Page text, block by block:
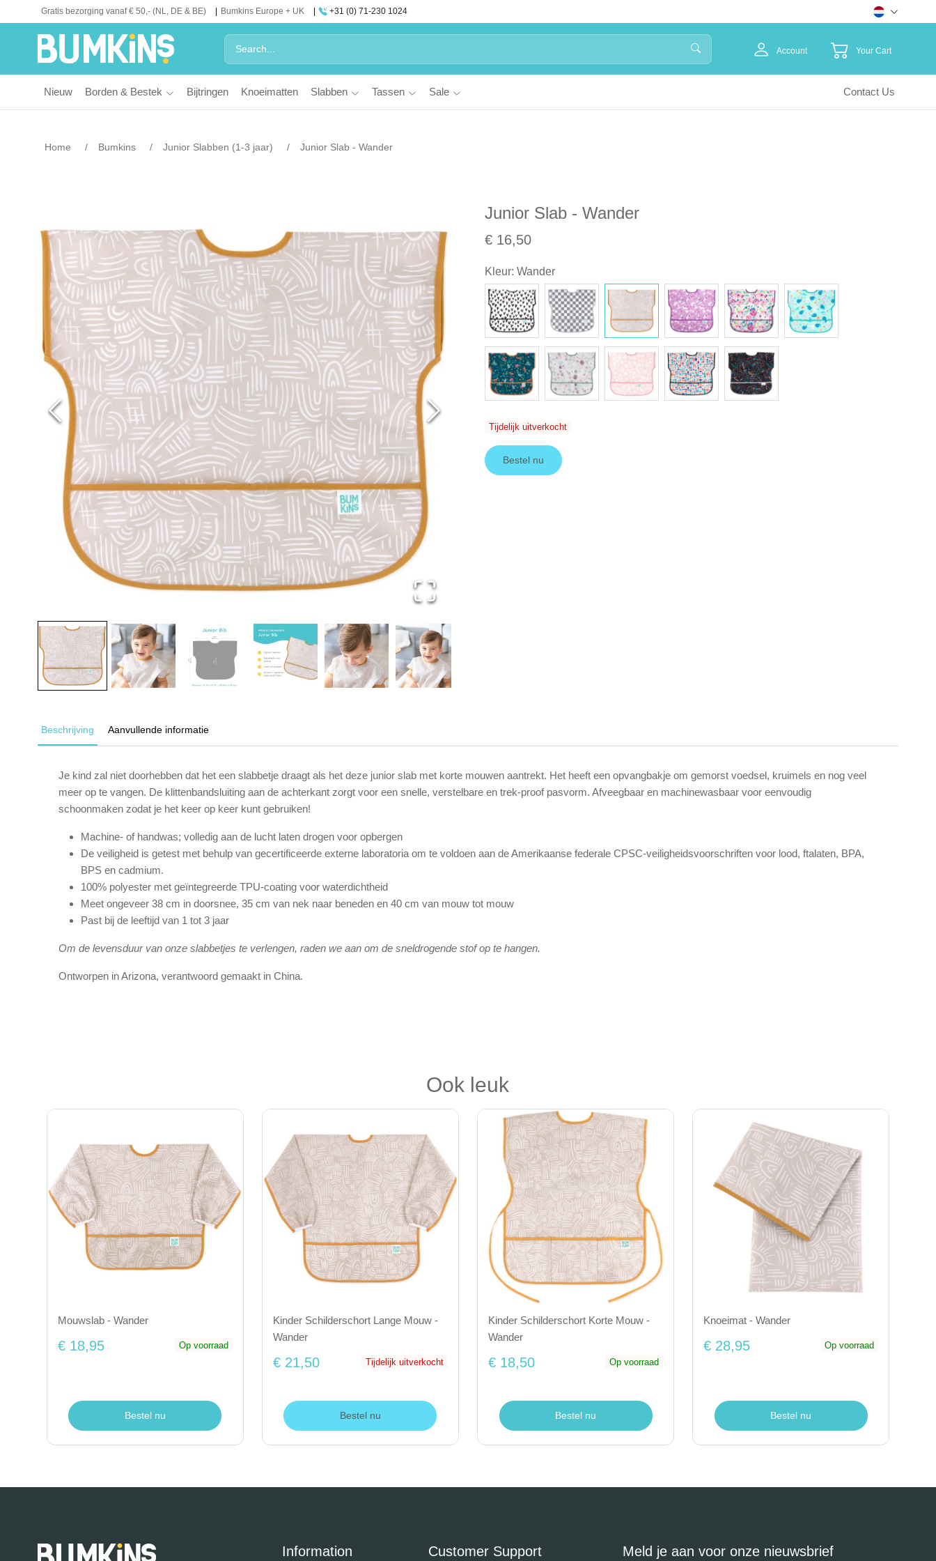
Gratis bezorging vanaf € 50,- (NL, DE & BE) Bumkins Europe + UK +31 (0) 71-230 1024
Account Your Cart
Nieuw Borden & Bestek Bijtringen Knoeimatten Slabben Tassen Sale Contact Us
Home Bumkins Junior Slabben (1-3 jaar) Junior Slab - Wander
Junior Slab - Wander
€ 16,50
Kleur: Wander
Tijdelijk uitverkocht
Bestel nu
Beschrijving Aanvullende informatie
Je kind zal niet doorhebben dat het een slabbetje draagt als het deze junior slab met korte mouwen aantrekt. Het heeft een opvangbakje om gemorst voedsel, kruimels en nog veel
meer op te vangen. De klittenbandsluiting aan de achterkant zorgt voor een snelle, verstelbare en trek-proof pasvorm. Afveegbaar en machinewasbaar voor eenvoudig
schoonmaken zodat je het keer op keer kunt gebruiken!
Machine- of handwas; volledig aan de lucht laten drogen voor opbergen
De veiligheid is getest met behulp van gecertificeerde externe laboratoria om te voldoen aan de Amerikaanse federale CPSC-veiligheidsvoorschriften voor lood, ftalaten, BPA,
BPS en cadmium.
100% polyester met geïntegreerde TPU-coating voor waterdichtheid
Meet ongeveer 38 cm in doorsnee, 35 cm van nek naar beneden en 40 cm van mouw tot mouw
Past bij de leeftijd van 1 tot 3 jaar
Om de levensduur van onze slabbetjes te verlengen, raden we aan om de sneldrogende stof op te hangen.
Ontworpen in Arizona, verantwoord gemaakt in China.
Ook leuk
Mouwslab - Wander
€ 18,95 Op voorraad
Bestel nu
Kinder Schilderschort Lange Mouw -
Wander
€ 21,50 Tijdelijk uitverkocht
Bestel nu
Kinder Schilderschort Korte Mouw -
Wander
€ 18,50 Op voorraad
Bestel nu
Knoeimat - Wander
€ 28,95 Op voorraad
Bestel nu
Information Customer Support Meld je aan voor onze nieuwsbrief